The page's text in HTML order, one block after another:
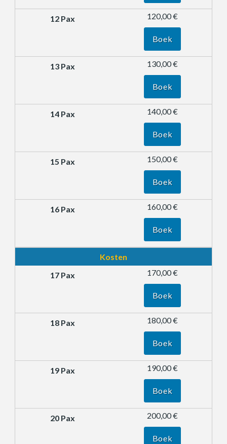
120,00 €
Boek
130,00 €
Boek
140,00 €
Boek
150,00 €
Boek
160,00 €
Boek
Kosten
170,00 €
Boek
180,00 €
Boek
190,00 €
Boek
200,00 €
Boek